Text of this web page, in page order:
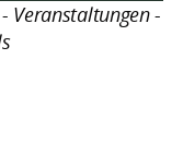
Veranstaltungen -